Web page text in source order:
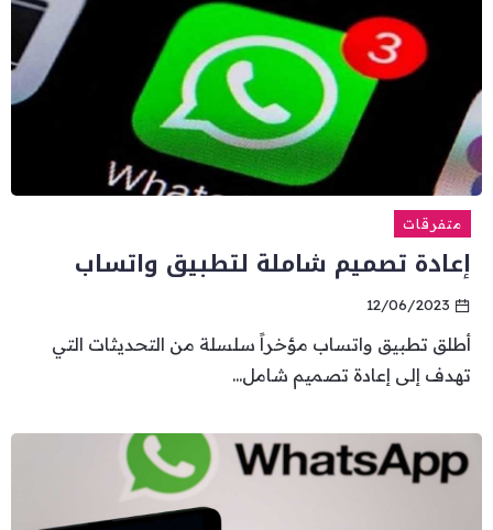
متفرقات
إعادة تصميم شاملة لتطبيق واتساب
12/06/2023
أطلق تطبيق واتساب مؤخراً سلسلة من التحديثات التي
تهدف إلى إعادة تصميم شامل...